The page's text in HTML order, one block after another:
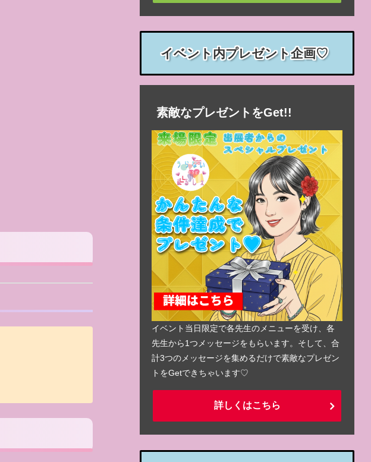
イベント内プレゼント企画♡
素敵なプレゼントをGet!!
イベント当日限定で各先生のメニューを受け、各
先生から1つメッセージをもらいます。そして、合
計3つのメッセージを集めるだけで素敵なプレゼン
トをGetできちゃいます♡
詳しくはこちら